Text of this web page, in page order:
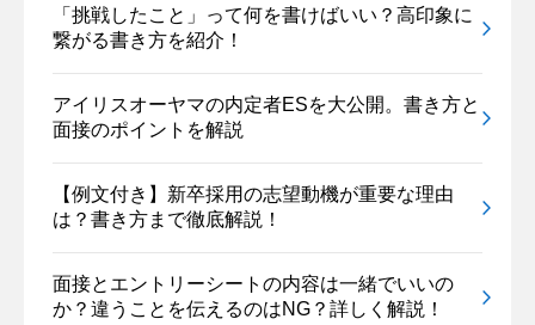
「挑戦したこと」って何を書けばいい？高印象に
繋がる書き方を紹介！
アイリスオーヤマの内定者ESを大公開。書き方と
面接のポイントを解説
【例文付き】新卒採用の志望動機が重要な理由
は？書き方まで徹底解説！
面接とエントリーシートの内容は一緒でいいの
か？違うことを伝えるのはNG？詳しく解説！